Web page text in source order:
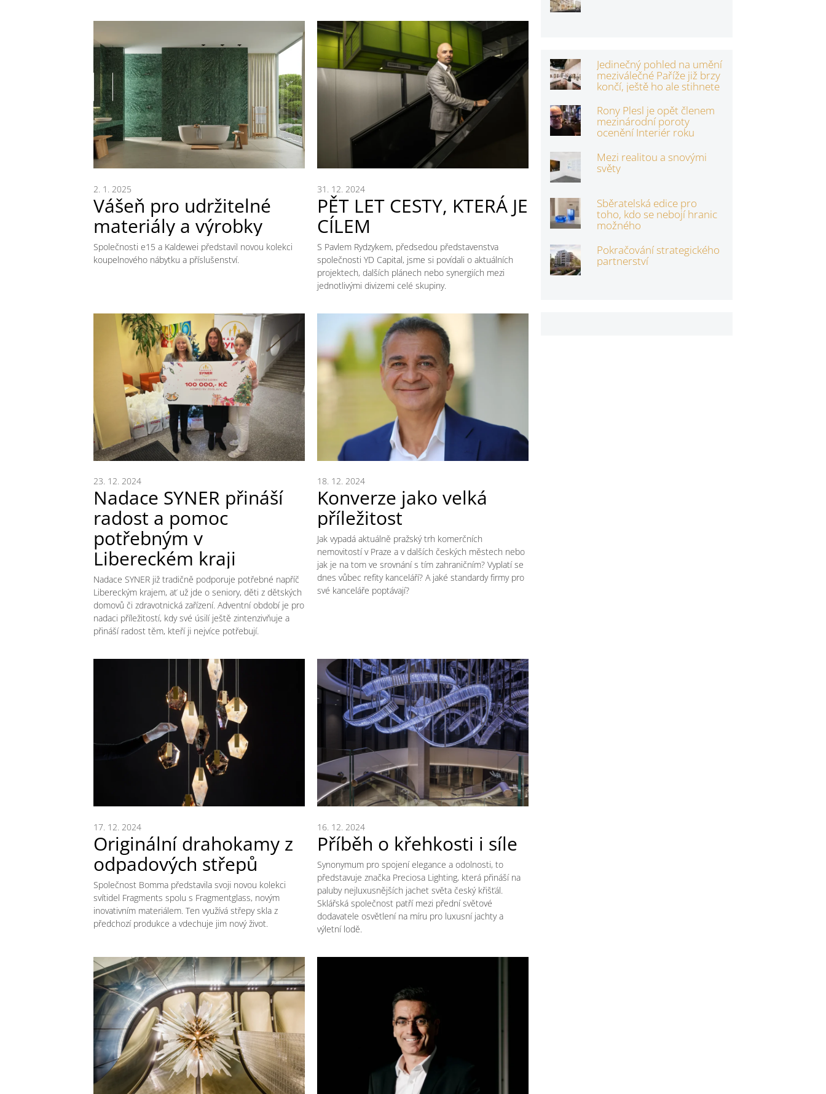
Vášeň pro udržitelné
materiály a výrobky
2. 1. 2025
Společnosti e15 a Kaldewei představil novou kolekci
koupelnového nábytku a příslušenství.
PĚT LET CESTY, KTERÁ JE
CÍLEM
31. 12. 2024
S Pavlem Rydzykem, předsedou představenstva
společnosti YD Capital, jsme si povídali o aktuálních
projektech, dalších plánech nebo synergiích mezi
jednotlivými divizemi celé skupiny.
Nadace SYNER přináší
radost a pomoc
potřebným v
Libereckém kraji
23. 12. 2024
Nadace SYNER již tradičně podporuje potřebné napříč
Libereckým krajem, ať už jde o seniory, děti z dětských
domovů či zdravotnická zařízení. Adventní období je pro
nadaci příležitostí, kdy své úsilí ještě zintenzivňuje a
přináší radost těm, kteří ji nejvíce potřebují.
Konverze jako velká
příležitost
18. 12. 2024
Jak vypadá aktuálně pražský trh komerčních
nemovitostí v Praze a v dalších českých městech nebo
jak je na tom ve srovnání s tím zahraničním? Vyplatí se
dnes vůbec refity kanceláří? A jaké standardy firmy pro
své kanceláře poptávají?
Originální drahokamy z
odpadových střepů
17. 12. 2024
Společnost Bomma představila svoji novou kolekci
svítidel Fragments spolu s Fragmentglass, novým
inovativním materiálem. Ten využívá střepy skla z
předchozí produkce a vdechuje jim nový život.
Příběh o křehkosti i síle
16. 12. 2024
Synonymum pro spojení elegance a odolnosti, to
představuje značka Preciosa Lighting, která přináší na
paluby nejluxusnějších jachet světa český křišťál.
Sklářská společnost patří mezi přední světové
dodavatele osvětlení na míru pro luxusní jachty a
výletní lodě.
Jedinečný pohled na umění
meziválečné Paříže již brzy
končí, ještě ho ale stihnete
Rony Plesl je opět členem
mezinárodní poroty
ocenění Interiér roku
Mezi realitou a snovými
světy
Sběratelská edice pro
toho, kdo se nebojí hranic
možného
Pokračování strategického
partnerství